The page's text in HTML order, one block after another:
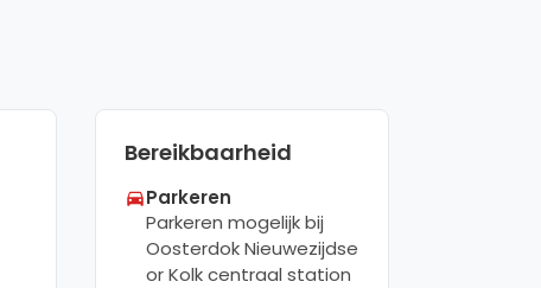
Bereikbaarheid
Parkeren
Parkeren mogelijk bij
Oosterdok Nieuwezijdse
or Kolk centraal station